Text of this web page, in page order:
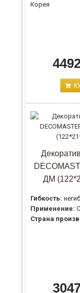
Корея
ДМ
Гибкость:
Применение:
Страна